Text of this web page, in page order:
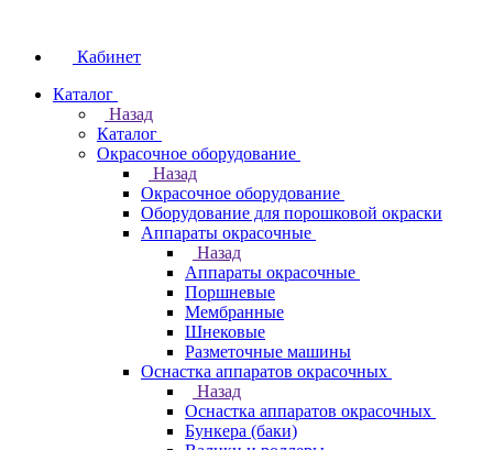
Кабинет
Каталог
Назад
Каталог
Окрасочное оборудование
Назад
Окрасочное оборудование
Оборудование для порошковой окраски
Аппараты окрасочные
Назад
Аппараты окрасочные
Поршневые
Мембранные
Шнековые
Разметочные машины
Оснастка аппаратов окрасочных
Назад
Оснастка аппаратов окрасочных
Бункера (баки)